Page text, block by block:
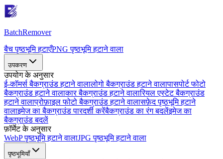
BatchRemover
बैच पृष्ठभूमि हटाएँPNG पृष्ठभूमि हटाने वाला
उपकरण
उपयोग के अनुसार
ई-कॉमर्स बैकग्राउंड हटाने वालालोगो बैकग्राउंड हटाने वालापासपोर्ट फोटो
बैकग्राउंड हटाने वालाकार बैकग्राउंड हटाने वालारियल एस्टेट बैकग्राउंड
हटाने वालाप्रोफ़ाइल फोटो बैकग्राउंड हटाने वालासफ़ेद पृष्ठभूमि हटाने
वालाइमेज का बैकग्राउंड पारदर्शी करेंबैकग्राउंड का रंग बदलेंइमेज का
बैकग्राउंड बदलें
फ़ॉर्मेट के अनुसार
WebP पृष्ठभूमि हटाने वालाJPG पृष्ठभूमि हटाने वाला
पृष्ठभूमियाँ